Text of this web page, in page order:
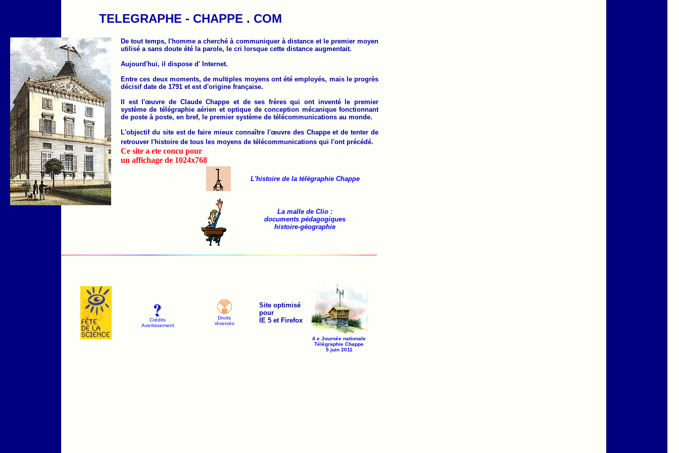
TELEGRAPHE - CHAPPE . COM
De tout temps, l'homme a cherché à communiquer à distance et le premier moyen
utilisé a sans doute été la parole, le cri lorsque cette distance augmentait.
Aujourd'hui, il dispose d' Internet.
Entre ces deux moments, de multiples moyens ont été employés, mais le progrès
décisif date de 1791 et est d'origine française.
Il est l'œuvre de Claude Chappe et de ses frères qui ont inventé le premier
système de télégraphie aérien et optique de conception mécanique fonctionnant
de poste à poste, en bref, le premier système de télécommunications au monde.
L'objectif du site est de faire mieux connaître l'œuvre des Chappe et de tenter de
retrouver l'histoire de tous les moyens de télécommunications qui l'ont précédé.
Ce site a ete concu pour
un affichage de 1024x768
L'histoire de la télégraphie Chappe
La malle de Clio :
documents pédagogiques
histoire-géographie
Crédits
Avertissement
Droits
réservés
Site optimisé
pour
IE 5 et Firefox
4 e Journée nationale
Télégraphie Chappe
5 juin 2011